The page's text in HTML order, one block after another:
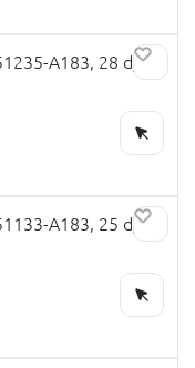
A183, 28 dydis
A183, 25 dydis